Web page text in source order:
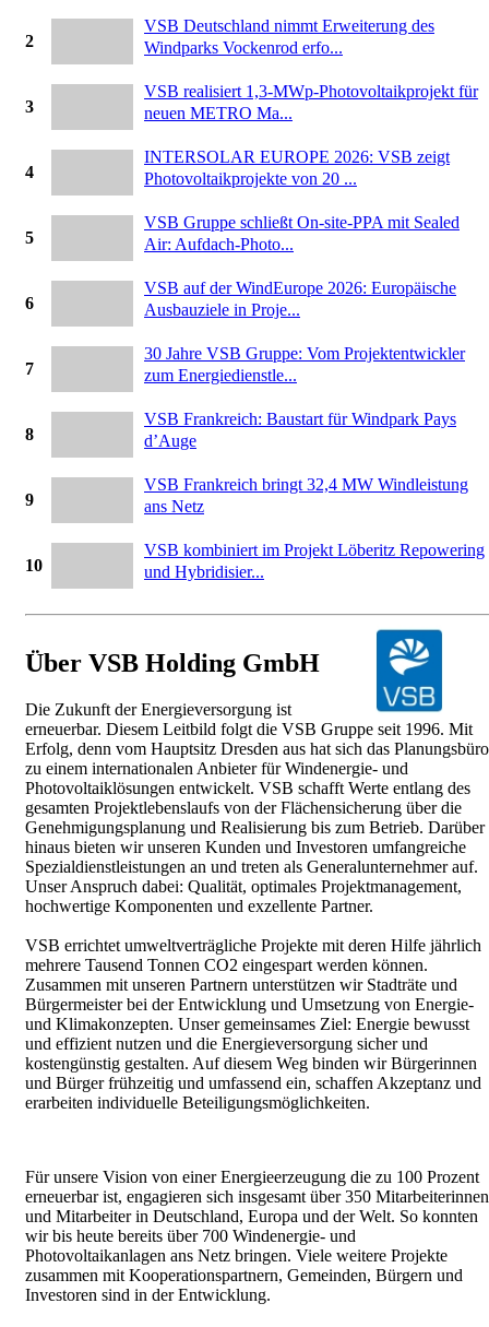
2
VSB Deutschland nimmt Erweiterung des
Windparks Vockenrod erfo...
3
VSB realisiert 1,3-MWp-Photovoltaikprojekt für
neuen METRO Ma...
4
INTERSOLAR EUROPE 2026: VSB zeigt
Photovoltaikprojekte von 20 ...
5
VSB Gruppe schließt On-site-PPA mit Sealed
Air: Aufdach-Photo...
6
VSB auf der WindEurope 2026: Europäische
Ausbauziele in Proje...
7
30 Jahre VSB Gruppe: Vom Projektentwickler
zum Energiedienstle...
8
VSB Frankreich: Baustart für Windpark Pays
d’Auge
9
VSB Frankreich bringt 32,4 MW Windleistung
ans Netz
10
VSB kombiniert im Projekt Löberitz Repowering
und Hybridisier...
Über VSB Holding GmbH
Die Zukunft der Energieversorgung ist
erneuerbar. Diesem Leitbild folgt die VSB Gruppe seit 1996. Mit
Erfolg, denn vom Hauptsitz Dresden aus hat sich das Planungsbüro
zu einem internationalen Anbieter für Windenergie- und
Photovoltaiklösungen entwickelt. VSB schafft Werte entlang des
gesamten Projektlebenslaufs von der Flächensicherung über die
Genehmigungsplanung und Realisierung bis zum Betrieb. Darüber
hinaus bieten wir unseren Kunden und Investoren umfangreiche
Spezialdienstleistungen an und treten als Generalunternehmer auf.
Unser Anspruch dabei: Qualität, optimales Projektmanagement,
hochwertige Komponenten und exzellente Partner.
VSB errichtet umweltverträgliche Projekte mit deren Hilfe jährlich
mehrere Tausend Tonnen CO2 eingespart werden können.
Zusammen mit unseren Partnern unterstützen wir Stadträte und
Bürgermeister bei der Entwicklung und Umsetzung von Energie-
und Klimakonzepten. Unser gemeinsames Ziel: Energie bewusst
und effizient nutzen und die Energieversorgung sicher und
kostengünstig gestalten. Auf diesem Weg binden wir Bürgerinnen
und Bürger frühzeitig und umfassend ein, schaffen Akzeptanz und
erarbeiten individuelle Beteiligungsmöglichkeiten.
Für unsere Vision von einer Energieerzeugung die zu 100 Prozent
erneuerbar ist, engagieren sich insgesamt über 350 Mitarbeiterinnen
und Mitarbeiter in Deutschland, Europa und der Welt. So konnten
wir bis heute bereits über 700 Windenergie- und
Photovoltaikanlagen ans Netz bringen. Viele weitere Projekte
zusammen mit Kooperationspartnern, Gemeinden, Bürgern und
Investoren sind in der Entwicklung.